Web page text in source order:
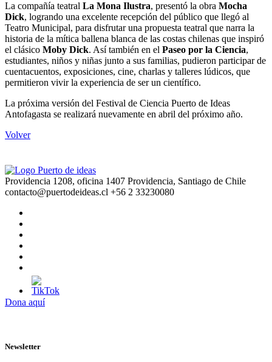
La compañía teatral La Mona Ilustra, presentó la obra Mocha
Dick, logrando una excelente recepción del público que llegó al
Teatro Municipal, para disfrutar una propuesta teatral que narra la
historia de la mítica ballena blanca de las costas chilenas que inspiró
el clásico Moby Dick. Así también en el Paseo por la Ciencia,
estudiantes, niños y niñas junto a sus familias, pudieron participar de
cuentacuentos, exposiciones, cine, charlas y talleres lúdicos, que
permitieron vivir la experiencia de ser un científico.
La próxima versión del Festival de Ciencia Puerto de Ideas
Antofagasta se realizará nuevamente en abril del próximo año.
Volver
Providencia 1208, oficina 1407 Providencia, Santiago de Chile
contacto@puertodeideas.cl +56 2 33230080
Dona aquí
Newsletter